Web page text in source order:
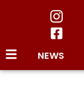
NEWS